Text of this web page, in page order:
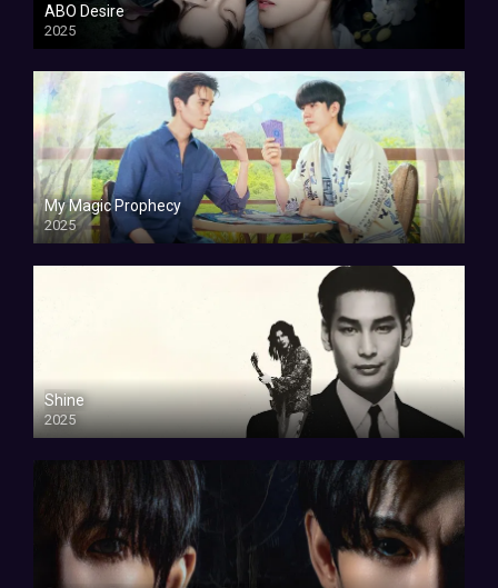
ABO Desire
2025
My Magic Prophecy
2025
Shine
2025